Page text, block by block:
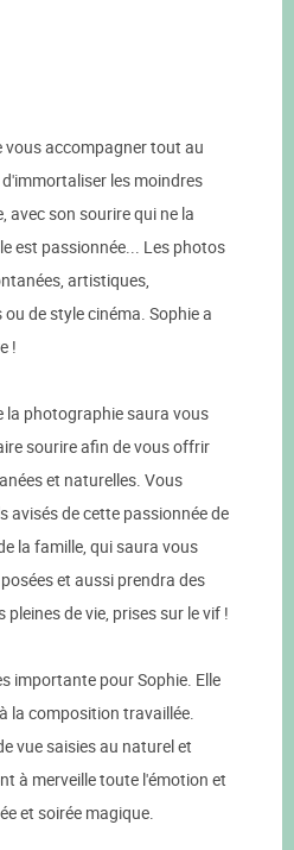
vous accompagner tout au
les moindres
avec son sourire qui ne la
est passionnée... Les photos
artistiques,
de style cinéma. Sophie a
!
la photographie saura vous
sourire afin de vous offrir
et naturelles. Vous
avisés de cette passionnée de
la famille, qui saura vous
et aussi prendra des
de vie, prises sur le vif !
importante pour Sophie. Elle
la composition travaillée.
vue saisies au naturel et
à merveille toute l'émotion et
et soirée magique.